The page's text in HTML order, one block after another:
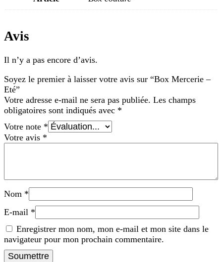
Avis
Il n’y a pas encore d’avis.
Soyez le premier à laisser votre avis sur “Box Mercerie –
Eté”
Votre adresse e-mail ne sera pas publiée. Les champs
obligatoires sont indiqués avec *
Votre note *
Votre avis *
Nom *
E-mail *
Enregistrer mon nom, mon e-mail et mon site dans le
navigateur pour mon prochain commentaire.